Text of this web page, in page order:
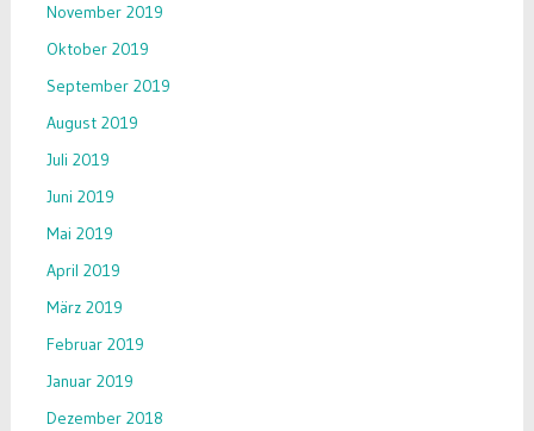
November 2019
Oktober 2019
September 2019
August 2019
Juli 2019
Juni 2019
Mai 2019
April 2019
März 2019
Februar 2019
Januar 2019
Dezember 2018